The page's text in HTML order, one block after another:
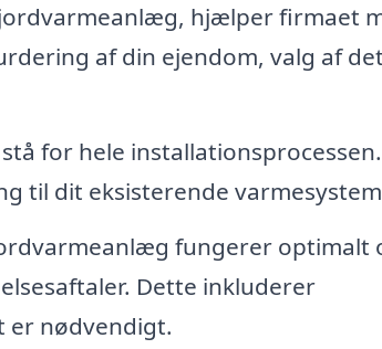
hjælper firmaet
af din ejendom, valg af det
for hele
til dit eksisterende
fungerer optimalt
Dette inkluderer
er nødvendigt.